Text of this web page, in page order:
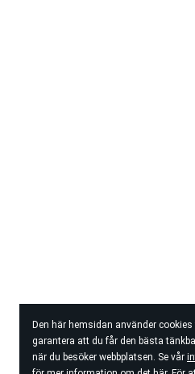
Den här hemsidan använder
garantera att du får den bästa
när du besöker webbplatsen. Se vår